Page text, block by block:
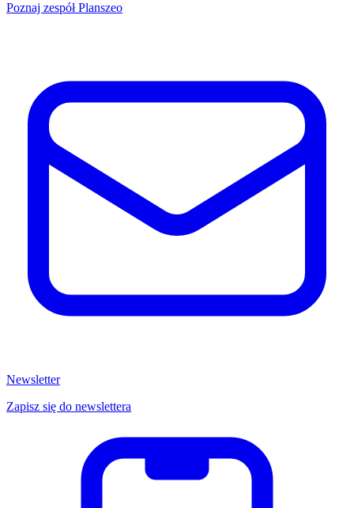
Poznaj zespół Planszeo
Newsletter
Zapisz się do newslettera